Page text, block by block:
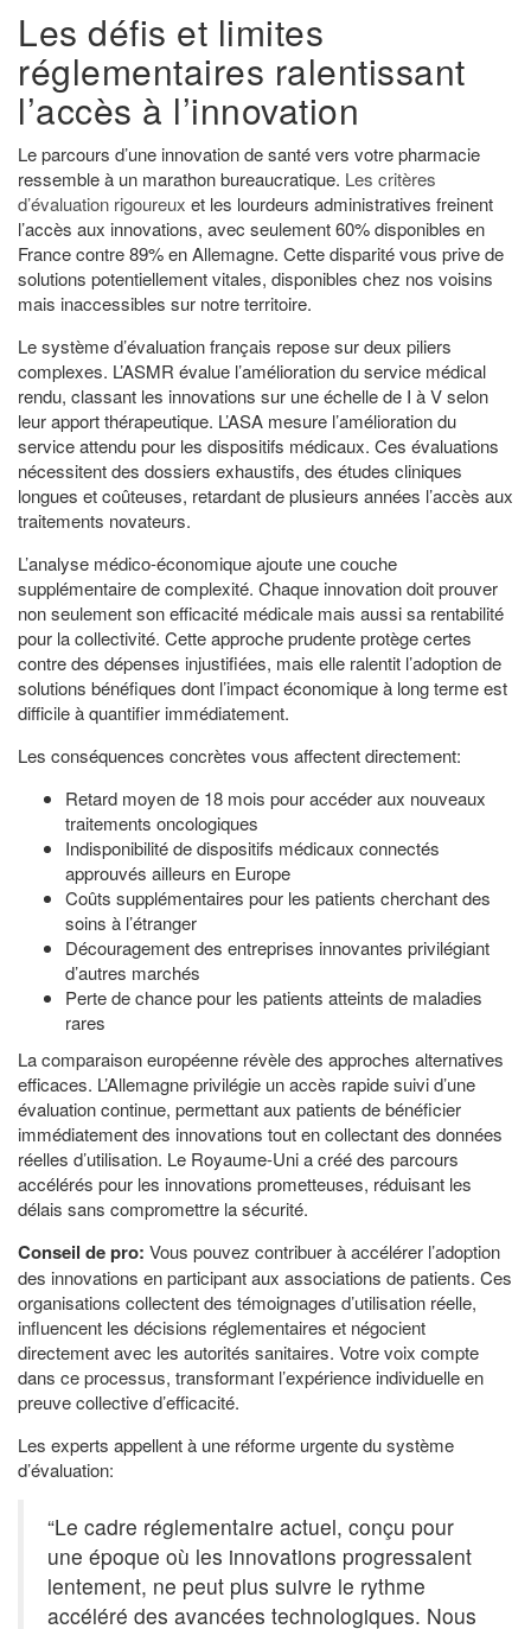
Les défis et limites
réglementaires ralentissant
l’accès à l’innovation
Le parcours d’une innovation de santé vers votre pharmacie
ressemble à un marathon bureaucratique. Les critères
d’évaluation rigoureux et les lourdeurs administratives freinent
l’accès aux innovations, avec seulement 60% disponibles en
France contre 89% en Allemagne. Cette disparité vous prive de
solutions potentiellement vitales, disponibles chez nos voisins
mais inaccessibles sur notre territoire.
Le système d’évaluation français repose sur deux piliers
complexes. L’ASMR évalue l’amélioration du service médical
rendu, classant les innovations sur une échelle de I à V selon
leur apport thérapeutique. L’ASA mesure l’amélioration du
service attendu pour les dispositifs médicaux. Ces évaluations
nécessitent des dossiers exhaustifs, des études cliniques
longues et coûteuses, retardant de plusieurs années l’accès aux
traitements novateurs.
L’analyse médico-économique ajoute une couche
supplémentaire de complexité. Chaque innovation doit prouver
non seulement son efficacité médicale mais aussi sa rentabilité
pour la collectivité. Cette approche prudente protège certes
contre des dépenses injustifiées, mais elle ralentit l’adoption de
solutions bénéfiques dont l’impact économique à long terme est
difficile à quantifier immédiatement.
Les conséquences concrètes vous affectent directement:
Retard moyen de 18 mois pour accéder aux nouveaux
traitements oncologiques
Indisponibilité de dispositifs médicaux connectés
approuvés ailleurs en Europe
Coûts supplémentaires pour les patients cherchant des
soins à l’étranger
Découragement des entreprises innovantes privilégiant
d’autres marchés
Perte de chance pour les patients atteints de maladies
rares
La comparaison européenne révèle des approches alternatives
efficaces. L’Allemagne privilégie un accès rapide suivi d’une
évaluation continue, permettant aux patients de bénéficier
immédiatement des innovations tout en collectant des données
réelles d’utilisation. Le Royaume-Uni a créé des parcours
accélérés pour les innovations prometteuses, réduisant les
délais sans compromettre la sécurité.
Conseil de pro: Vous pouvez contribuer à accélérer l’adoption
des innovations en participant aux associations de patients. Ces
organisations collectent des témoignages d’utilisation réelle,
influencent les décisions réglementaires et négocient
directement avec les autorités sanitaires. Votre voix compte
dans ce processus, transformant l’expérience individuelle en
preuve collective d’efficacité.
Les experts appellent à une réforme urgente du système
d’évaluation:
“Le cadre réglementaire actuel, conçu pour
une époque où les innovations progressaient
lentement, ne peut plus suivre le rythme
accéléré des avancées technologiques. Nous